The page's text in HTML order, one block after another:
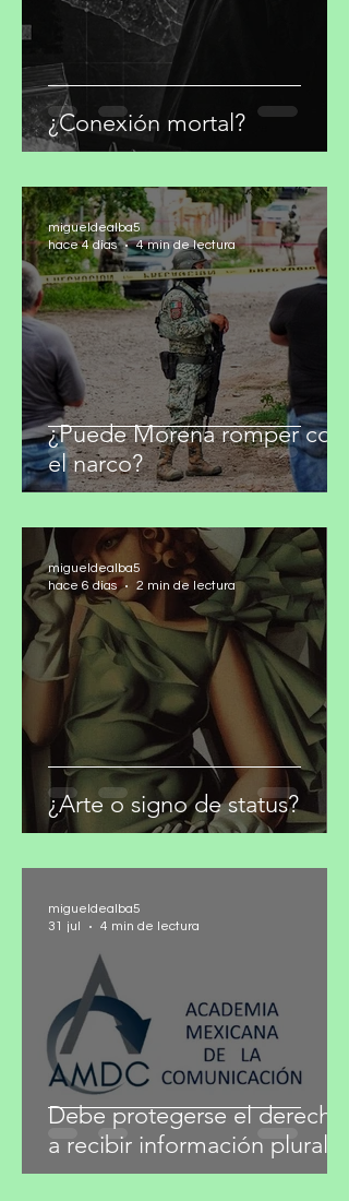
¿Conexión mortal?
¿Puede Morena romper con
el narco?
migueldealba5
hace 4 días
4 min de lectura
¿Arte o signo de status?
migueldealba5
hace 6 días
2 min de lectura
Debe protegerse el derecho
a recibir información plural
4 min de lectura